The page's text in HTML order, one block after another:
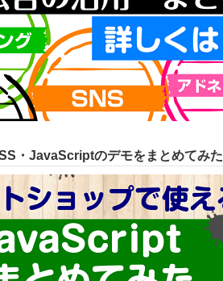
・JavaScriptのデモをまとめてみた